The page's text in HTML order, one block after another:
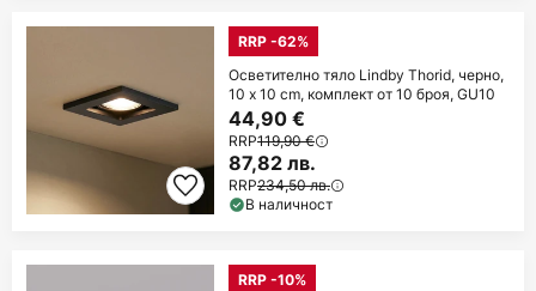
RRP -62%
Осветително тяло Lindby Thorid, черно,
10 x 10 cm, комплект от 10 броя, GU10
44,90 €
RRP119,90 €
87,82 лв.
RRP234,50 лв.
В наличност
RRP -10%